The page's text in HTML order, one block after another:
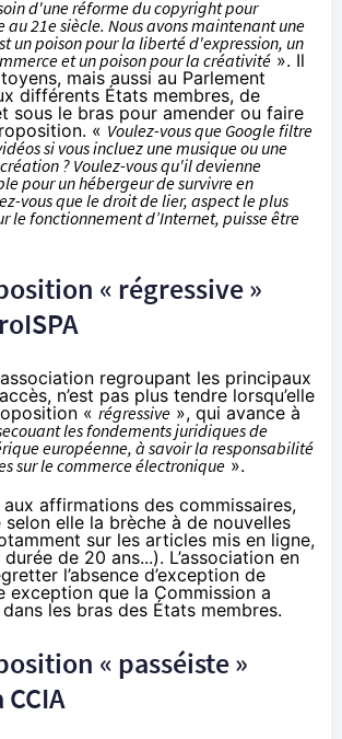
d'une réforme du copyright pour
21e siècle. Nous avons maintenant une
un poison pour la liberté d'expression, un
et un poison pour la créativité ». Il
mais aussi au Parlement
différents États membres, de
sous le bras pour amender ou faire
« Voulez-vous que Google filtre
si vous incluez une musique ou une
? Voulez-vous qu'il devienne
pour un hébergeur de survivre en
vous que le droit de lier, aspect le plus
le fonctionnement d’Internet, puisse être
« régressive »
association regroupant les principaux
n’est pas plus tendre lorsqu’elle
« régressive », qui avance à
les fondements juridiques de
européenne, à savoir la responsabilité
sur le commerce électronique ».
affirmations des commissaires,
elle la brèche à de nouvelles
sur les articles mis en ligne,
de 20 ans...). L’association en
l’absence d’exception de
exception que la Commission a
les bras des États membres.
« passéiste »